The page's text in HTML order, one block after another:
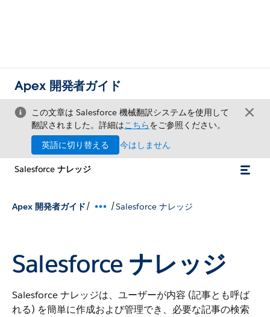
Apex 開発者ガイド
この文章は Salesforce 機械翻訳システムを使用して
翻訳されました。詳細はこちらをご参照ください。
英語に切り替える
今はしません
Salesforce ナレッジ
Apex 開発者ガイド/ /Salesforce ナレッジ
Salesforce ナレッジ
Salesforce ナレッジは、ユーザーが内容 (記事とも呼ば
れる) を簡単に作成および管理でき、必要な記事の検索